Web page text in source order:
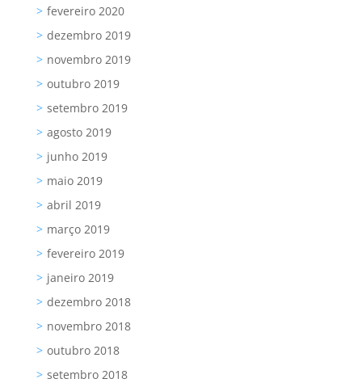
fevereiro 2020
dezembro 2019
novembro 2019
outubro 2019
setembro 2019
agosto 2019
junho 2019
maio 2019
abril 2019
março 2019
fevereiro 2019
janeiro 2019
dezembro 2018
novembro 2018
outubro 2018
setembro 2018